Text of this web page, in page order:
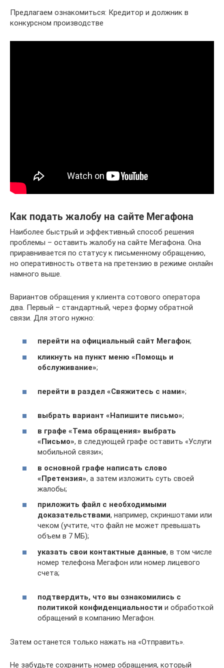
Предлагаем ознакомиться: Кредитор и должник в
конкурсном производстве
Как подать жалобу на сайте Мегафона
Наиболее быстрый и эффективный способ решения
проблемы – оставить жалобу на сайте Мегафона. Она
приравнивается по статусу к письменному обращению,
но оперативность ответа на претензию в режиме онлайн
намного выше.
Вариантов обращения у клиента сотового оператора
два. Первый – стандартный, через форму обратной
связи. Для этого нужно:
перейти на официальный сайт Мегафон;
кликнуть на пункт меню «Помощь и
обслуживание»;
перейти в раздел «Свяжитесь с нами»;
выбрать вариант «Напишите письмо»;
в графе «Тема обращения» выбрать
«Письмо», в следующей графе оставить «Услуги
мобильной связи»;
в основной графе написать слово
«Претензия», а затем изложить суть своей
жалобы;
приложить файл с необходимыми
доказательствами, например, скриншотами или
чеком (учтите, что файл не может превышать
объем в 7 МБ);
указать свои контактные данные, в том числе
номер телефона Мегафон или номер лицевого
счета;
подтвердить, что вы ознакомились с
политикой конфиденциальности и обработкой
обращений в компанию Мегафон.
Затем останется только нажать на «Отправить».
Не забудьте сохранить номер обращения, который